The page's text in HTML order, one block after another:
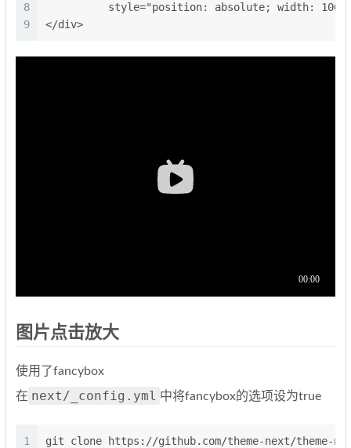
8
9
style="position: absolute; width:
</div>
图片点击放大
使用了fancybox
在 next/_config.yml 中将fancybox的选项设为true
1 git clone https://github.com/theme-next/theme-